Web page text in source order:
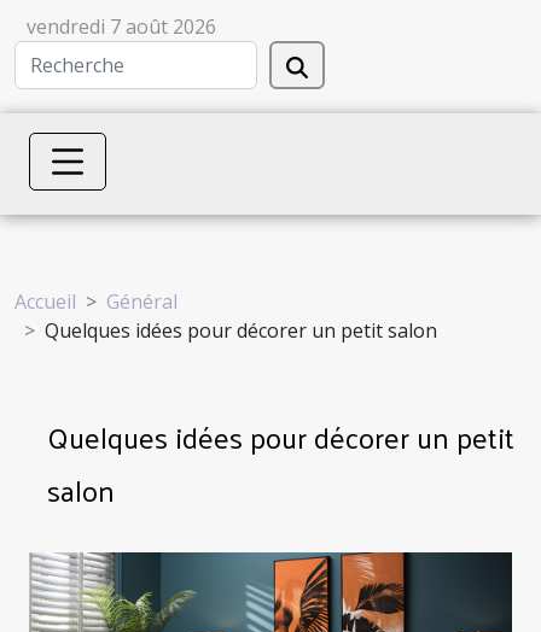
vendredi 7 août 2026
Accueil
Général
Quelques idées pour décorer un petit salon
Quelques idées pour décorer un petit
salon